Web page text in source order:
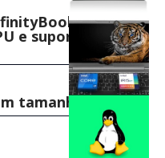
S 14
e suporte
tamanho normal